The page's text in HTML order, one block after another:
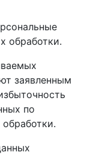
обработки.
заявленным
по